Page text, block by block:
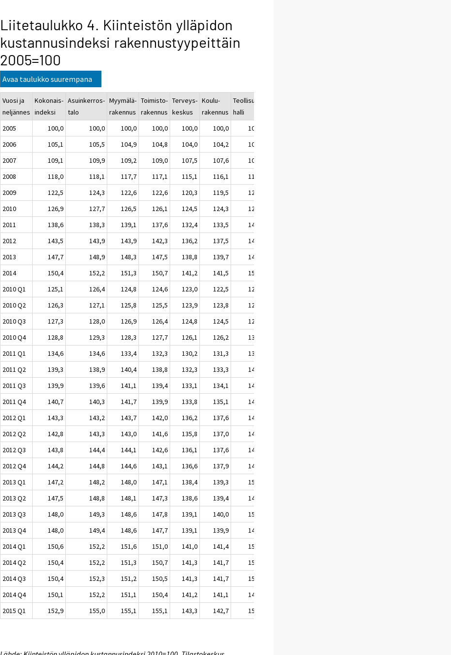
Liitetaulukko 4. Kiinteistön ylläpidon
kustannusindeksi rakennustyypeittäin
2005=100
Avaa taulukko suurempana
Vuosi ja
neljännes
Kokonais-
indeksi
Asuinkerros-
talo
Myymälä-
rakennus
Toimisto-
rakennus
Terveys-
keskus
Koulu-
rakennus
Teollisuus-
halli
2005
100,0 100,0 100,0 100,0 100,0 100,0
100,0
2006
105,1 105,5 104,9 104,8 104,0 104,2
105,1
2007
109,1 109,9 109,2 109,0 107,5 107,6
108,7
2008
118,0 118,1 117,7 117,1 115,1 116,1
119,6
2009
122,5 124,3 122,6 122,6 120,3 119,5
120,9
2010
126,9 127,7 126,5 126,1 124,5 124,3
127,5
2011
138,6 138,3 139,1 137,6 132,4 133,5
142,7
2012
143,5 143,9 143,9 142,3 136,2 137,5
146,9
2013
147,7 148,9 148,3 147,5 138,8 139,7
149,9
2014
150,4 152,2 151,3 150,7 141,2 141,5
151,0
2010 Q1
125,1 126,4 124,8 124,6 123,0 122,5
124,6
2010 Q2
126,3 127,1 125,8 125,5 123,9 123,8
127,0
2010 Q3
127,3 128,0 126,9 126,4 124,8 124,5
128,0
2010 Q4
128,8 129,3 128,3 127,7 126,1 126,2
130,2
2011 Q1
134,6 134,6 133,4 132,3 130,2 131,3
138,4
2011 Q2
139,3 138,9 140,4 138,8 132,3 133,3
143,3
2011 Q3
139,9 139,6 141,1 139,4 133,1 134,1
143,7
2011 Q4
140,7 140,3 141,7 139,9 133,8 135,1
144,8
2012 Q1
143,3 143,2 143,7 142,0 136,2 137,6
147,4
2012 Q2
142,8 143,3 143,0 141,6 135,8 137,0
145,9
2012 Q3
143,8 144,4 144,1 142,6 136,1 137,6
147,1
2012 Q4
144,2 144,8 144,6 143,1 136,6 137,9
147,3
2013 Q1
147,2 148,2 148,0 147,1 138,4 139,3
150,1
2013 Q2
147,5 148,8 148,1 147,3 138,6 139,4
149,3
2013 Q3
148,0 149,3 148,6 147,8 139,1 140,0
150,4
2013 Q4
148,0 149,4 148,6 147,7 139,1 139,9
149,9
2014 Q1
150,6 152,2 151,6 151,0 141,0 141,4
151,8
2014 Q2
150,4 152,2 151,3 150,7 141,3 141,7
151,2
2014 Q3
150,4 152,3 151,2 150,5 141,3 141,7
151,0
2014 Q4
150,1 152,2 151,1 150,4 141,2 141,1
149,8
2015 Q1
152,9 155,0 155,1 155,1 143,3 142,7 151,7